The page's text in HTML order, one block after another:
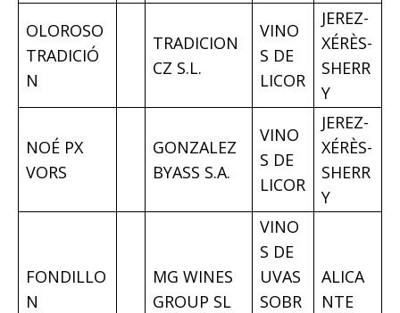
OLOROSO
TRADICIÓ
N
TRADICION
CZ S.L.
VINO
S DE
LICOR
JEREZ-
XÉRÈS-
SHERR
Y
NOÉ PX
VORS
GONZALEZ
BYASS S.A.
VINO
S DE
LICOR
JEREZ-
XÉRÈS-
SHERR
Y
FONDILLO
N
MG WINES
GROUP SL
VINO
S DE
UVAS
SOBR
ALICA
NTE